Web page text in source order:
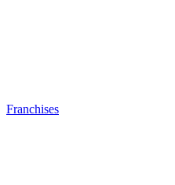
Franchises